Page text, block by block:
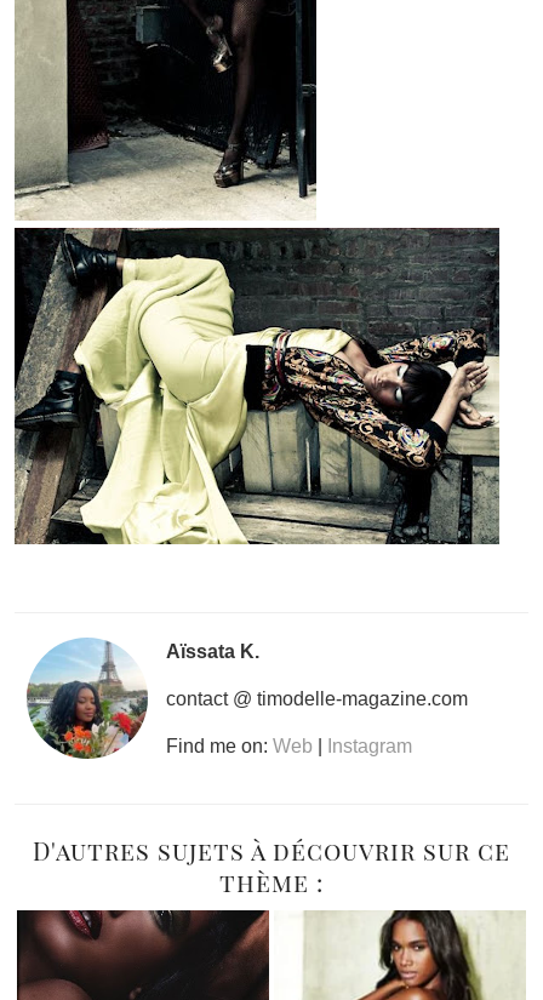
Aïssata K.
contact @ timodelle-magazine.com
Find me on: Web Instagram
D'autres sujets à découvrir sur ce
thème :